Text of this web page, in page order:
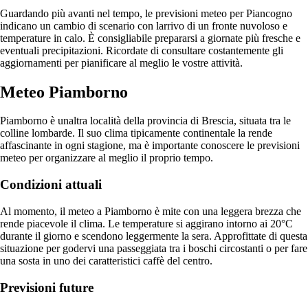
Guardando più avanti nel tempo, le previsioni meteo per Piancogno
indicano un cambio di scenario con larrivo di un fronte nuvoloso e
temperature in calo. È consigliabile prepararsi a giornate più fresche e
eventuali precipitazioni. Ricordate di consultare costantemente gli
aggiornamenti per pianificare al meglio le vostre attività.
Meteo Piamborno
Piamborno è unaltra località della provincia di Brescia, situata tra le
colline lombarde. Il suo clima tipicamente continentale la rende
affascinante in ogni stagione, ma è importante conoscere le previsioni
meteo per organizzare al meglio il proprio tempo.
Condizioni attuali
Al momento, il meteo a Piamborno è mite con una leggera brezza che
rende piacevole il clima. Le temperature si aggirano intorno ai 20°C
durante il giorno e scendono leggermente la sera. Approfittate di questa
situazione per godervi una passeggiata tra i boschi circostanti o per fare
una sosta in uno dei caratteristici caffè del centro.
Previsioni future